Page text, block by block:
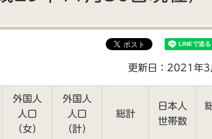
安全・安心 地
更新日：2021年3
外国人
人口
（女）
外国人
人口
（計）
総計
日本人
世帯数